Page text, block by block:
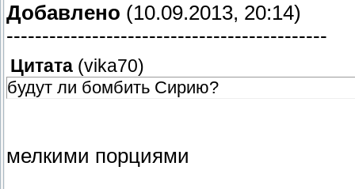
Добавлено (10.09.2013, 20:14)
---------------------------------------------
Цитата (vika70)
будут ли бомбить Сирию?
мелкими порциями